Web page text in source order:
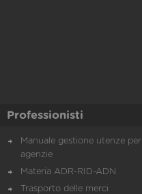
Professionisti
Manuale gestione utenze per
agenzie
Materia ADR-RID-ADN
Trasporto delle merci